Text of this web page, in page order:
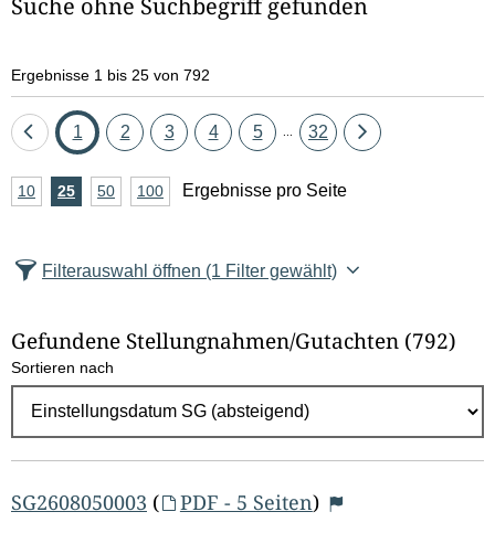
Ergebnisse 1 bis 25 von 792
Eine
zurück
Seite
1 Seite
2 Seite
3 Seite
4 Seite
5 Seite
32
Eine
A
z
l
E
g
e
b
10Ergebnisse
25Ergebnisse
50Ergebnisse
100Ergebnisse
Ergebnisse pro Seite
Filterauswahl öffnen (1 Filter gewählt)
Gefundene Stellungnahmen/⁠Gutachten (792)
Sortieren nach
SG2608050003 ( PDF - 5 Seiten)